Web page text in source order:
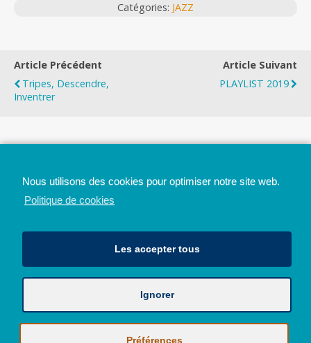
Catégories: JAZZ
Article Précédent
Tripes, Descendre,
Inventrer
Article Suivant
PLAYLIST 2019
Avec le soutien de la Province de Liège
© 2026 - Tous droits réservés - JazzMania
Politique en matière de confidentialité et de vie privée
Nous utilisons des cookies pour optimiser notre site web.
Politique de cookies
Les accepter tous
Ignorer
Préférences